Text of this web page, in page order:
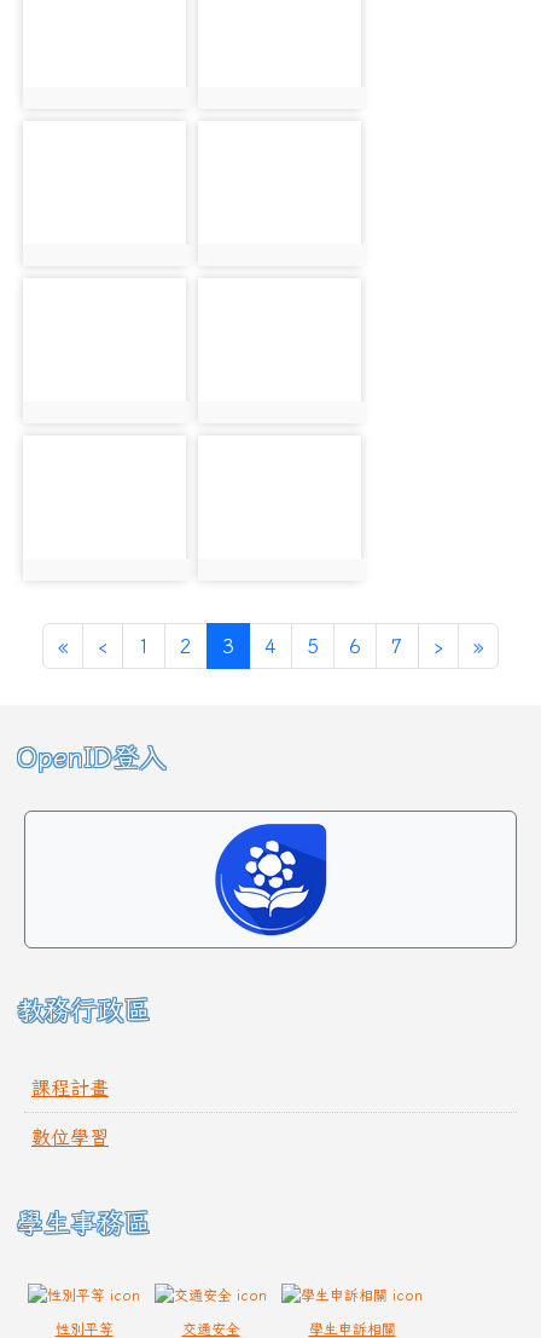
«第一頁
‹ 上一頁
1 2 3 (目前頁次)
4 5 6 7 ›下一頁
»最後頁
左邊區域內容
OpenID登入
教務行政區
課程計畫
數位學習
學生事務區
性別平等 交通安全 學生申訴相關